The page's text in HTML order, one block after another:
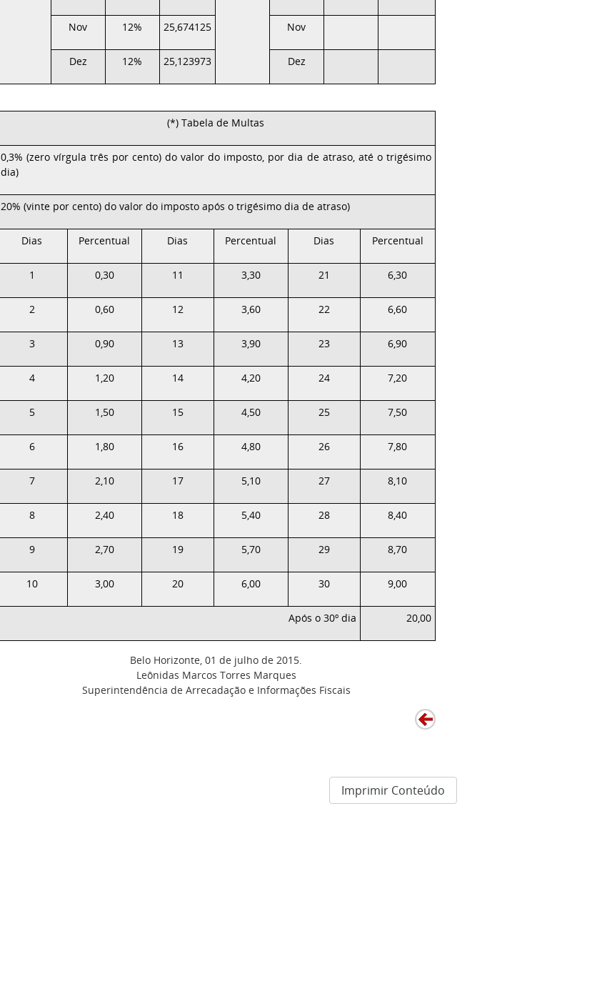
Nov 12% 25,674125 Nov
Dez 12% 25,123973 Dez
(*) Tabela de Multas
0,3% (zero vírgula três por cento) do valor do imposto, por dia de atraso, até o trigésimo
dia)
20% (vinte por cento) do valor do imposto após o trigésimo dia de atraso)
Dias Percentual Dias Percentual Dias Percentual
1 0,30 11 3,30 21 6,30
2 0,60 12 3,60 22 6,60
3 0,90 13 3,90 23 6,90
4 1,20 14 4,20 24 7,20
5 1,50 15 4,50 25 7,50
6 1,80 16 4,80 26 7,80
7 2,10 17 5,10 27 8,10
8 2,40 18 5,40 28 8,40
9 2,70 19 5,70 29 8,70
10 3,00 20 6,00 30 9,00
Após o 30º dia 20,00
Belo Horizonte, 01 de julho de 2015.
Leônidas Marcos Torres Marques
Superintendência de Arrecadação e Informações Fiscais
Imprimir Conteúdo